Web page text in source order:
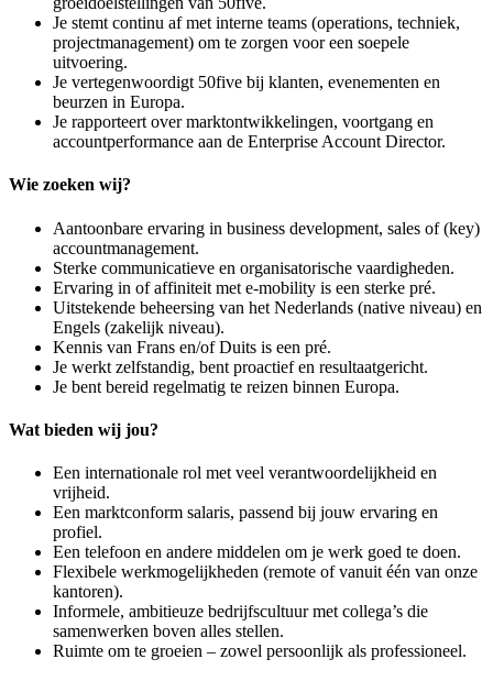
Je stemt continu af met interne teams (operations, techniek,
projectmanagement) om te zorgen voor een soepele
uitvoering.
Je vertegenwoordigt 50five bij klanten, evenementen en
beurzen in Europa.
Je rapporteert over marktontwikkelingen, voortgang en
accountperformance aan de Enterprise Account Director.
Wie zoeken wij?
Aantoonbare ervaring in business development, sales of (key)
accountmanagement.
Sterke communicatieve en organisatorische vaardigheden.
Ervaring in of affiniteit met e-mobility is een sterke pré.
Uitstekende beheersing van het Nederlands (native niveau) en
Engels (zakelijk niveau).
Kennis van Frans en/of Duits is een pré.
Je werkt zelfstandig, bent proactief en resultaatgericht.
Je bent bereid regelmatig te reizen binnen Europa.
Wat bieden wij jou?
Een internationale rol met veel verantwoordelijkheid en
vrijheid.
Een marktconform salaris, passend bij jouw ervaring en
profiel.
Een telefoon en andere middelen om je werk goed te doen.
Flexibele werkmogelijkheden (remote of vanuit één van onze
kantoren).
Informele, ambitieuze bedrijfscultuur met collega’s die
samenwerken boven alles stellen.
Ruimte om te groeien – zowel persoonlijk als professioneel.